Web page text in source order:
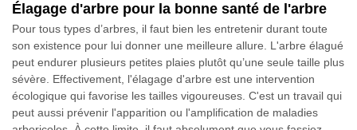
Élagage d'arbre pour la bonne santé de l'arbre
Pour tous types d’arbres, il faut bien les entretenir durant toute
son existence pour lui donner une meilleure allure. L'arbre élagué
peut endurer plusieurs petites plaies plutôt qu’une seule taille plus
sévère. Effectivement, l'élagage d'arbre est une intervention
écologique qui favorise les tailles vigoureuses. C'est un travail qui
peut aussi prévenir l'apparition ou l'amplification de maladies